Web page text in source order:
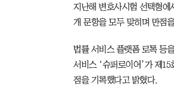
지난해 변호사시험 선택형
개 문항을 모두 맞히며 만점
법률 서비스 플랫폼 로톡 등
서비스 ‘슈퍼로이어’가 제
점을 기록했다고 밝혔다.